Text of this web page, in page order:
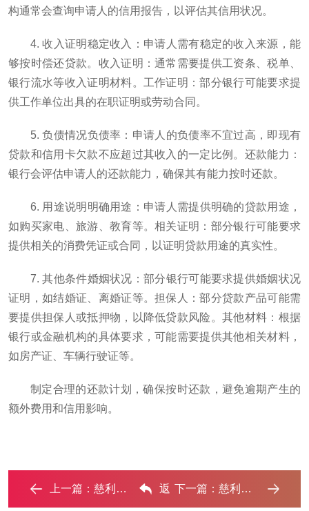
构通常会查询申请人的信用报告，以评估其信用状况。
4. 收入证明稳定收入：申请人需有稳定的收入来源，能
够按时偿还贷款。收入证明：通常需要提供工资条、税单、
银行流水等收入证明材料。工作证明：部分银行可能要求提
供工作单位出具的在职证明或劳动合同。
5. 负债情况负债率：申请人的负债率不宜过高，即现有
贷款和信用卡欠款不应超过其收入的一定比例。还款能力：
银行会评估申请人的还款能力，确保其有能力按时还款。
6. 用途说明明确用途：申请人需提供明确的贷款用途，
如购买家电、旅游、教育等。相关证明：部分银行可能要求
提供相关的消费凭证或合同，以证明贷款用途的真实性。
7. 其他条件婚姻状况：部分银行可能要求提供婚姻状况
证明，如结婚证、离婚证等。担保人：部分贷款产品可能需
要提供担保人或抵押物，以降低贷款风险。其他材料：根据
银行或金融机构的具体要求，可能需要提供其他相关材料，
如房产证、车辆行驶证等。
制定合理的还款计划，确保按时还款，避免逾期产生的
额外费用和信用影响。
上一篇： 慈利哪些属于个人消费贷款？‌ 返 下一篇：慈利住房公积金的提取条件、材料及流程有哪些？ ...‌